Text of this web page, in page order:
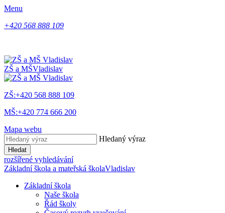
Menu
+420 568 888 109
ZŠ a MŠVladislav
ZŠ:+420 568 888 109
MŠ:+420 774 666 200
Mapa webu
Hledaný výraz
Hledat
rozšířené vyhledávání
Základní škola a mateřská školaVladislav
Základní škola
Naše škola
Řád školy